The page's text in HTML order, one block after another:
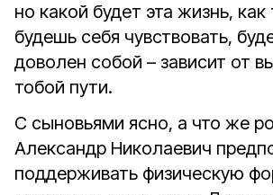
но какой будет эта жизнь,
будешь себя чувствовать,
доволен собой – зависит от
тобой пути.
С сыновьями ясно, а что же
Александр Николаевич
поддерживать физическую